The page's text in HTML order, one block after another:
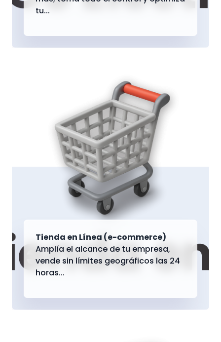
tu...
Tienda en Línea (e-commerce)
Amplía el alcance de tu empresa,
vende sin límites geográficos las 24
horas...